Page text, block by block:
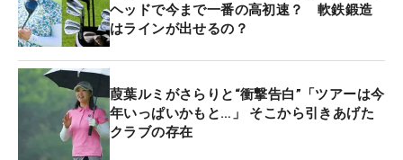
ヘッドで今まで一番の高初速？ 軟鉄鍛造
はラインが出せるの？
葭葉ルミがさらりと“衝撃告白”「ツアーは今
年いっぱいかもと…」 そこから引きあげた
クラブの存在